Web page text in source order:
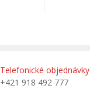
Telefonické objednávky
+421 918 492 777